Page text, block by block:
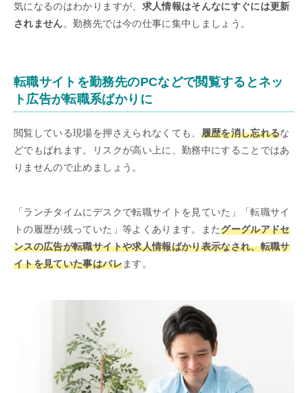
気になるのはわかりますが、 求人情報はそんなにすぐには更新
されません。勤務先では今の仕事に集中しましょう。
転職サイトを勤務先のPCなどで閲覧するとネッ
ト広告が転職系ばかりに
閲覧している現場を押さえられなくても、 履歴を消し忘れるな
どでもばれます。リスクが高い上に、勤務中にすることではあ
りませんので止めましょう。
「ランチタイムにデスクで転職サイトを見ていた」「転職サイ
トの履歴が残っていた」等よくあります。またグーグルアドセ
ンスの広告が転職サイトや求人情報ばかり表示なされ、転職サ
イトを見ていた事はバレます。